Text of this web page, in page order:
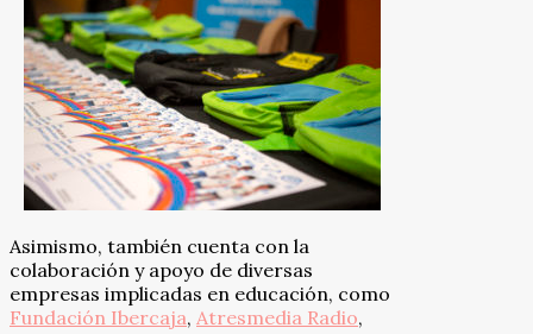
Asimismo, también cuenta con la
colaboración y apoyo de diversas
empresas implicadas en educación, como
Fundación Ibercaja, Atresmedia Radio,